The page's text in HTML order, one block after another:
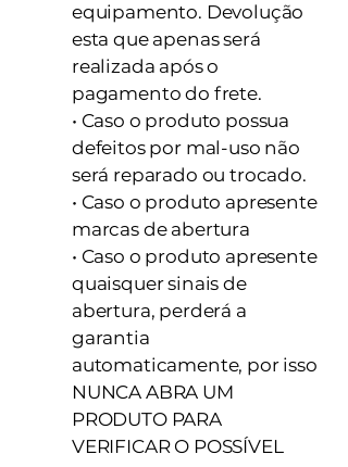
equipamento. Devolução
esta que apenas será
realizada após o
pagamento do frete.
• Caso o produto possua
defeitos por mal-uso não
será reparado ou trocado.
• Caso o produto apresente
marcas de abertura
• Caso o produto apresente
quaisquer sinais de
abertura, perderá a
garantia
automaticamente, por isso
NUNCA ABRA UM
PRODUTO PARA
VERIFICAR O POSSÍVEL